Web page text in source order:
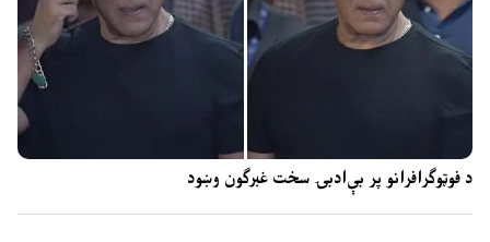
د فوټوګرافرانو پر بې‌ادبۍ سخت غبرګون وښود